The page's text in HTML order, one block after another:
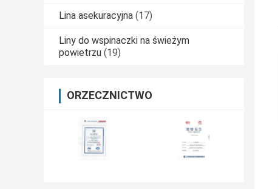
Lina asekuracyjna (17)
Liny do wspinaczki na świeżym
powietrzu (19)
ORZECZNICTWO